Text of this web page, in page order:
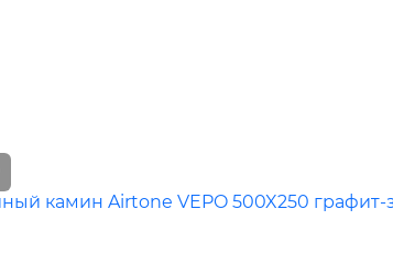
камин Airtone VEPO 500X250 графит-